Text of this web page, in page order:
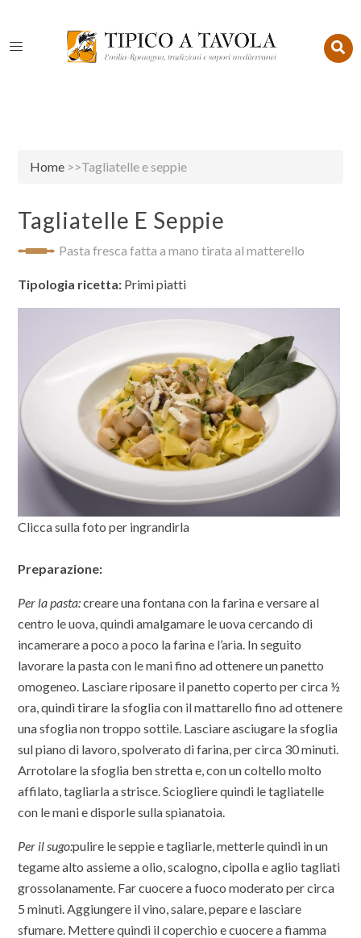
Home >>Tagliatelle e seppie
Clicca sulla foto per ingrandirla
Pasta fresca fatta a mano tirata al matterello
Tagliatelle E Seppie
Tipologia ricetta: Primi piatti
Preparazione:
Per la pasta:creare una fontana con la farina e versare al
centro le uova, quindi amalgamare le uova cercando di
incamerare a poco a poco la farina e l’aria. In seguito
lavorare la pasta con le mani fino ad ottenere un panetto
omogeneo. Lasciare riposare il panetto coperto per circa ½
ora, quindi tirare la sfoglia con il mattarello fino ad ottenere
una sfoglia non troppo sottile. Lasciare asciugare la sfoglia
sul piano di lavoro, spolverato di farina, per circa 30 minuti.
Arrotolare la sfoglia ben stretta e, con un coltello molto
affilato, tagliarla a strisce. Sciogliere quindi le tagliatelle
con le mani e disporle sulla spianatoia.
Per il sugo:pulire le seppie e tagliarle, metterle quindi in un
tegame alto assieme a olio, scalogno, cipolla e aglio tagliati
grossolanamente. Far cuocere a fuoco moderato per circa
5 minuti. Aggiungere il vino, salare, pepare e lasciare
sfumare. Mettere quindi il coperchio e cuocere a fiamma